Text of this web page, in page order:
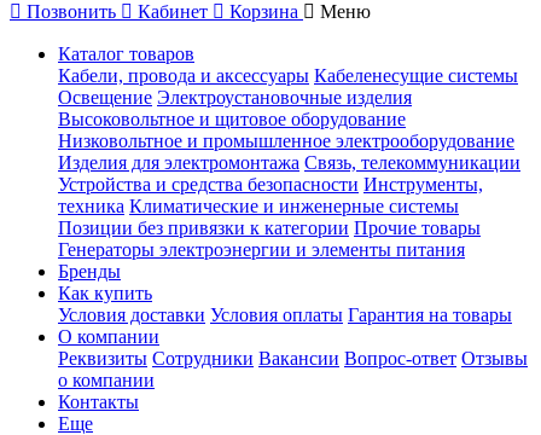
Позвонить
Кабинет Корзина Меню
Каталог товаров
Кабели, провода и аксессуары Кабеленесущие системы
Освещение Электроустановочные изделия
Высоковольтное и щитовое оборудование
Низковольтное и промышленное электрооборудование
Изделия для электромонтажа Связь, телекоммуникации
Устройства и средства безопасности Инструменты,
техника Климатические и инженерные системы
Позиции без привязки к категории Прочие товары
Генераторы электроэнергии и элементы питания
Бренды
Как купить
Условия доставки Условия оплаты Гарантия на товары
О компании
Реквизиты Сотрудники Вакансии Вопрос-ответ Отзывы
о компании
Контакты
Еще